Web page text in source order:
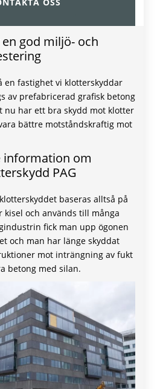
god miljö- och
en fastighet vi klotterskyddar
av prefabricerad grafisk betong
nu har ett bra skydd mot klotter
bättre motståndskraftig mot
information om
PAG
baseras alltså på
och används till många
fick man upp ögonen
och man har länge skyddat
mot inträngning av fukt
betong med silan.